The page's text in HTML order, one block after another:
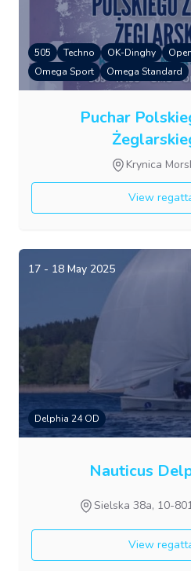
505 Techno OK-Dinghy
Omega Sport
Omega Standard
Puchar
Krynica
View
17 - 18 May 2025
Delphia 24 OD
Nauticus
Sielska 38a, 10-
View